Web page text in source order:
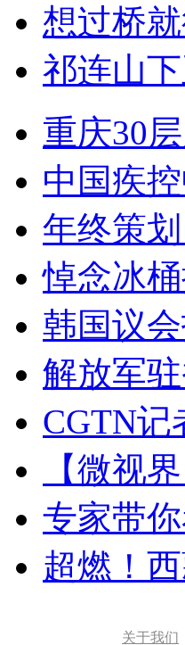
想过桥
祁连山
重庆30
中国疾
年终策
悼念冰
韩国议
解放军
CGTN记
【微视
专家带
超燃！
关于我们